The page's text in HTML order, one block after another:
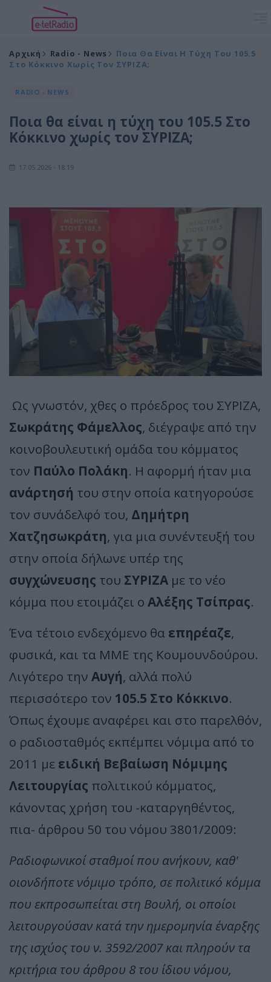
Αρχική Radio - News
Ποια Θα Είναι Η Τύχη Του 105.5
Στο Κόκκινο Χωρίς Τον ΣΥΡΙΖΑ;
RADIO - NEWS
Ποια θα είναι η τύχη του 105.5 Στο
Κόκκινο χωρίς τον ΣΥΡΙΖΑ;
17.05.2026 - 18:19
Ως γνωστόν, χθες ο πρόεδρος του ΣΥΡΙΖΑ,
Σωκράτης Φάμελλος, διέγραψε από την
κοινοβουλευτική ομάδα του κόμματος
τον Παύλο Πολάκη. Η αφορμή ήταν μια
ανάρτησή του στην οποία κατηγορούσε
τον συνάδελφό του, Δημήτρη
Χατζησωκράτη, για μια συνέντευξή του
στην οποία δήλωνε υπέρ της
συγχώνευσης του ΣΥΡΙΖΑ με το νέο
κόμμα που ετοιμάζει ο Αλέξης Τσίπρας.
Ένα τέτοιο ενδεχόμενο θα επηρέαζε,
φυσικά, και τα ΜΜΕ της Κουμουνδούρου.
Λιγότερο την Αυγή, αλλά πολύ
περισσότερο τον 105.5 Στο Κόκκινο.
Όπως έχουμε αναφέρει και στο παρελθόν,
ο ραδιοσταθμός εκπέμπει νόμιμα από το
2011 με ειδική Βεβαίωση Νόμιμης
Λειτουργίας πολιτικού κόμματος,
κάνοντας χρήση του -καταργηθέντος,
πια- άρθρου 50 του νόμου 3801/2009:
Ραδιοφωνικοί σταθμοί που ανήκουν, καθ'
οιονδήποτε νόμιμο τρόπο, σε πολιτικό κόμμα
που εκπροσωπείται στη Βουλή, οι οποίοι
λειτουργούσαν κατά την ημερομηνία έναρξης
της ισχύος του ν. 3592/2007 και πληρούν τα
κριτήρια του άρθρου 8 του ίδιου νόμου,